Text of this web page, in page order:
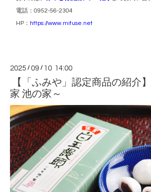
電話：0952-56-2304
HP： https://www.mituse.net
2025 /09 / 10 14:00
【「ふみや」認定商品の紹介
家 池の家～